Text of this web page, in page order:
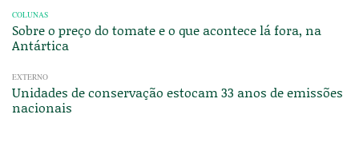
COLUNAS
Sobre o preço do tomate e o que acontece lá fora, na
Antártica
EXTERNO
Unidades de conservação estocam 33 anos de emissões
nacionais